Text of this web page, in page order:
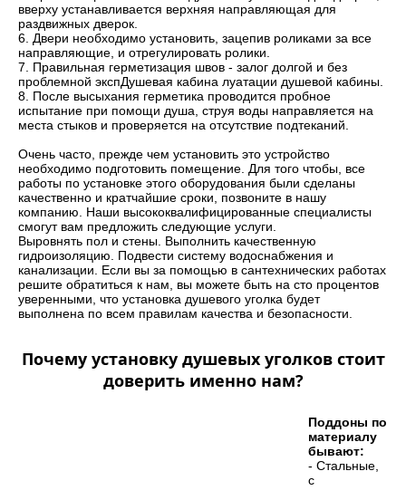
вверху устанавливается верхняя направляющая для
раздвижных дверок.
6. Двери необходимо установить, зацепив роликами за все
направляющие, и отрегулировать ролики.
7. Правильная герметизация швов - залог долгой и без
проблемной экспДушевая кабина луатации душевой кабины.
8. После высыхания герметика проводится пробное
испытание при помощи душа, струя воды направляется на
места стыков и проверяется на отсутствие подтеканий.
Очень часто, прежде чем установить это устройство
необходимо подготовить помещение. Для того чтобы, все
работы по установке этого оборудования были сделаны
качественно и кратчайшие сроки, позвоните в нашу
компанию. Наши высококвалифицированные специалисты
смогут вам предложить следующие услуги.
Выровнять пол и стены. Выполнить качественную
гидроизоляцию. Подвести систему водоснабжения и
канализации. Если вы за помощью в сантехнических работах
решите обратиться к нам, вы можете быть на сто процентов
уверенными, что установка душевого уголка будет
выполнена по всем правилам качества и безопасности.
Почему установку душевых уголков стоит
доверить именно нам?
Поддоны по
материалу
бывают:
- Стальные,
с